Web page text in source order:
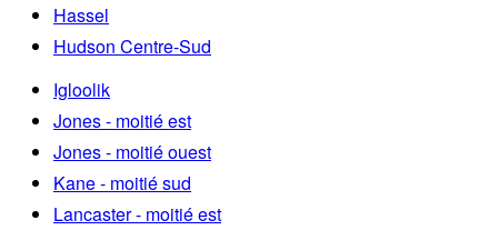
Hassel
Hudson Centre-Sud
Igloolik
Jones - moitié est
Jones - moitié ouest
Kane - moitié sud
Lancaster - moitié est